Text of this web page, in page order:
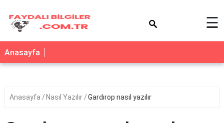
☰
Anasayfa
Anasayfa Nasıl Yazılır Gardırop nasıl yazılır